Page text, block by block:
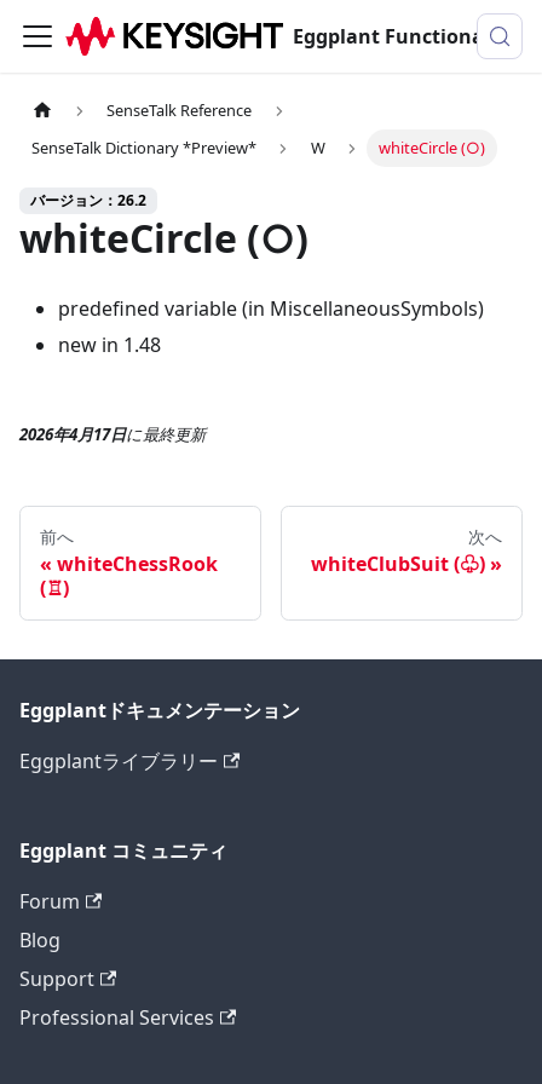
Eggplant Functionalのドキュメンテーション
SenseTalk Reference
SenseTalk Dictionary *Preview*
W whiteCircle (○)
バージョン：26.2
whiteCircle (○)
predefined variable (in MiscellaneousSymbols)
new in 1.48
2026年4月17日に最終更新
前へ
whiteChessRook
(♖)
次へ
whiteClubSuit (♧)
Eggplantドキュメンテーション
Eggplantライブラリー
Eggplant コミュニティ
Forum
Blog
Support
Professional Services